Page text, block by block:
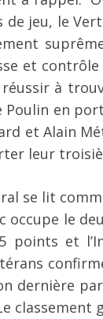
jeu, le
et
à
Poulin en
et Alain
leur
se lit
occupe le
points et
dernière
classement